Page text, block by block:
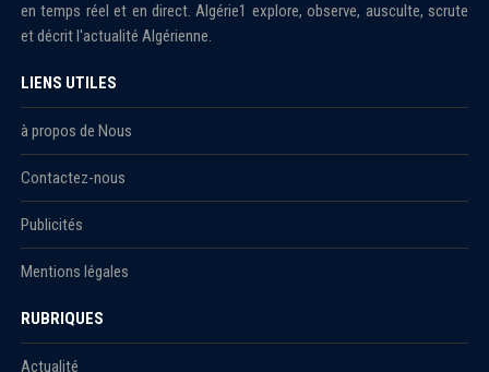
en temps réel et en direct. Algérie1 explore, observe, ausculte, scrute
et décrit l'actualité Algérienne.
LIENS UTILES
à propos de Nous
Contactez-nous
Publicités
Mentions légales
RUBRIQUES
Actualité